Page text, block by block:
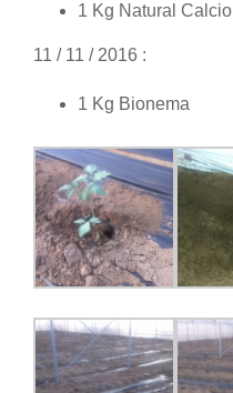
1 Kg Natural Calcio
11 / 11 / 2016 :
1 Kg Bionema